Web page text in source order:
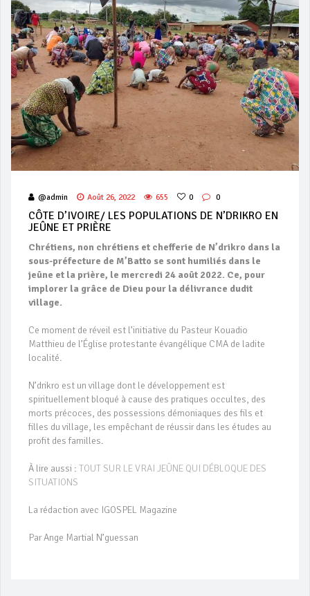
@admin Août 26, 2022 655 0 0
CÔTE D’IVOIRE/ LES POPULATIONS DE N’DRIKRO EN
JEÛNE ET PRIÈRE
Chrétiens, non chrétiens et chefferie de N’drikro dans la
sous-préfecture de M’Batto se sont humiliés dans le
jeûne et la prière, le mercredi 24 août 2022. Ce, pour
implorer la grâce de Dieu pour la délivrance dudit
village.
Ce moment de réveil est l’initiative du Pasteur Kouadio
Matthieu de l’Église protestante évangélique CMA de ladite
localité.
N’drikro est un village dont le développement est
spirituellement bloqué à cause des pratiques occultes, des
morts précoces, des possessions démoniaques des fils et
filles du village, les empêchant de réussir dans les études au
profit des familles.
À lire aussi : TOUT SUR LE VRAI JEÛNE QUI DÉBLOQUE DES
SITUATIONS
La rédaction avec IGOSPEL Magazine
Par Ange Martial N’guessan